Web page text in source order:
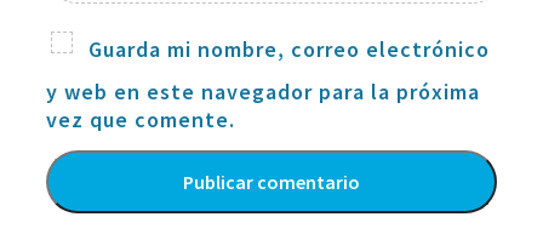
Guarda mi nombre, correo electrónico
y web en este navegador para la próxima
vez que comente.